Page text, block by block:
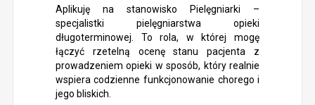
Aplikuję na stanowisko Pielęgniarki –
specjalistki pielęgniarstwa opieki
długoterminowej. To rola, w której mogę
łączyć rzetelną ocenę stanu pacjenta z
prowadzeniem opieki w sposób, który realnie
wspiera codzienne funkcjonowanie chorego i
jego bliskich.